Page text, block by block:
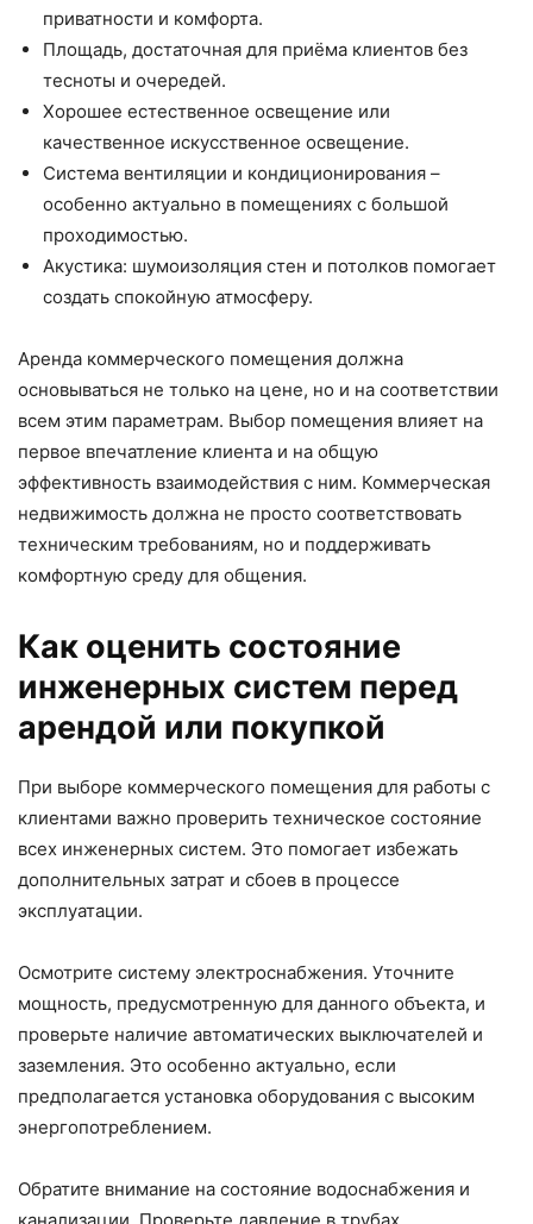
приватности и комфорта.
Площадь, достаточная для приёма клиентов без
тесноты и очередей.
Хорошее естественное освещение или
качественное искусственное освещение.
Система вентиляции и кондиционирования –
особенно актуально в помещениях с большой
проходимостью.
Акустика: шумоизоляция стен и потолков помогает
создать спокойную атмосферу.
Аренда коммерческого помещения должна
основываться не только на цене, но и на соответствии
всем этим параметрам. Выбор помещения влияет на
первое впечатление клиента и на общую
эффективность взаимодействия с ним. Коммерческая
недвижимость должна не просто соответствовать
техническим требованиям, но и поддерживать
комфортную среду для общения.
Как оценить состояние
инженерных систем перед
арендой или покупкой
При выборе коммерческого помещения для работы с
клиентами важно проверить техническое состояние
всех инженерных систем. Это помогает избежать
дополнительных затрат и сбоев в процессе
эксплуатации.
Осмотрите систему электроснабжения. Уточните
мощность, предусмотренную для данного объекта, и
проверьте наличие автоматических выключателей и
заземления. Это особенно актуально, если
предполагается установка оборудования с высоким
энергопотреблением.
Обратите внимание на состояние водоснабжения и